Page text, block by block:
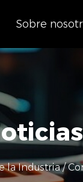
Sobre
la Industria/